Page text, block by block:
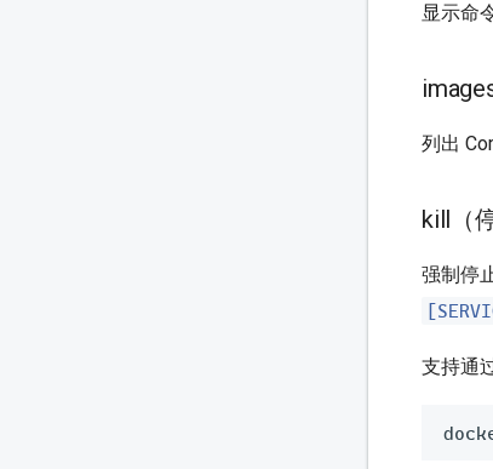
显示命
列出
kill（
强制停
支持通